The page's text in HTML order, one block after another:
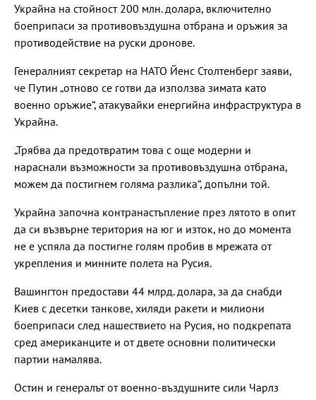
Украйна на стойност 200 млн. долара, включително
боеприпаси за противовъздушна отбрана и оръжия за
противодействие на руски дронове.
Генералният секретар на НАТО Йенс Столтенберг заяви,
че Путин „отново се готви да използва зимата като
военно оръжие“, атакувайки енергийна инфраструктура в
Украйна.
„Трябва да предотвратим това с още модерни и
нараснали възможности за противовъздушна отбрана,
можем да постигнем голяма разлика“, допълни той.
Украйна започна контранастъпление през лятото в опит
да си възвърне територия на юг и изток, но до момента
не е успяла да постигне голям пробив в мрежата от
укрепления и минните полета на Русия.
Вашингтон предостави 44 млрд. долара, за да снабди
Киев с десетки танкове, хиляди ракети и милиони
боеприпаси след нашествието на Русия, но подкрепата
сред американците и от двете основни политически
партии намалява.
Остин и генералът от военно-въздушните сили Чарлз